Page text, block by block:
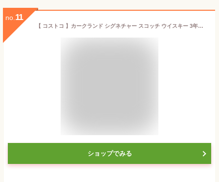
no. 11
【 コストコ 】カークランド シグネチャー スコッチ ウイスキー 3年熟成 1750ml
ショップでみる